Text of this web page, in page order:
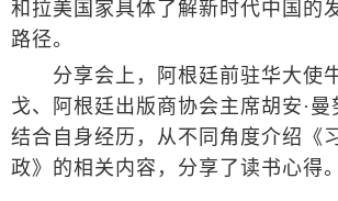
和拉美国家具体了解新时代中国的
路径。
分享会上，阿根廷前驻华大使
戈、阿根廷出版商协会主席胡安·曼
结合自身经历，从不同角度介绍《
政》的相关内容，分享了读书心得。